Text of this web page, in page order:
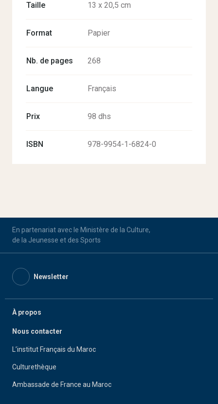
Taille 13 x 20,5 cm
Format Papier
Nb. de pages 268
Langue Français
Prix 98 dhs
ISBN 978-9954-1-6824-0
En partenariat avec le Ministère de la Culture,
de la Jeunesse et des Sports
Newsletter
À propos
Nous contacter
L’institut Français du Maroc
Culturethèque
Ambassade de France au Maroc